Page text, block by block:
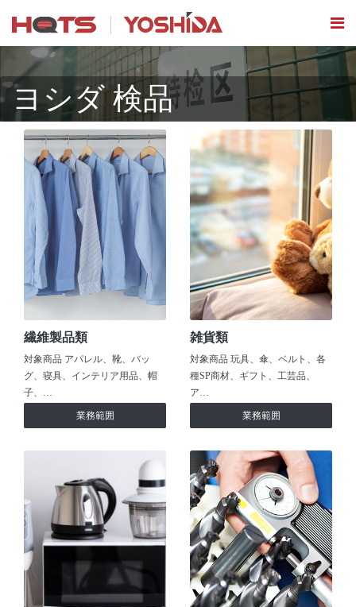
ヨシダ 検品
繊維製品類
対象商品 アパレル、靴、バッ
グ、寝具、インテリア用品、帽
子、…
業務範囲
雑貨類
対象商品 玩具、傘、ベルト、各
種SP商材、ギフト、工芸品、
ア…
業務範囲